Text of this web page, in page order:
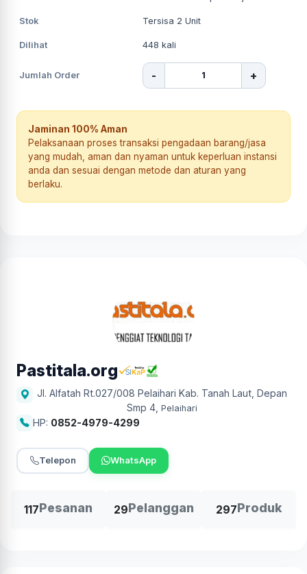
Stok Tersisa 2 Unit
Dilihat 448 kali
Jumlah Order - +
Jaminan 100% Aman
Pelaksanaan proses transaksi pengadaan barang/jasa
yang mudah, aman dan nyaman untuk keperluan instansi
anda dan sesuai dengan metode dan aturan yang
berlaku.
Pastitala.org
Jl. Alfatah Rt.027/008 Pelaihari Kab. Tanah Laut, Depan
Smp 4, Pelaihari
HP: 0852-4979-4299
Telepon WhatsApp
117Pesanan 29Pelanggan 297Produk